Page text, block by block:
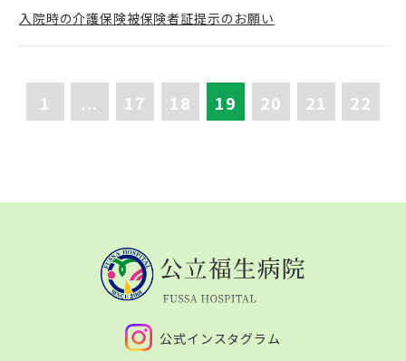
入院時の介護保険被保険者証提示のお願い
1 ... 17 18 19 20 21 22
公式インスタグラム